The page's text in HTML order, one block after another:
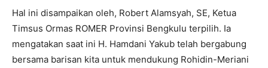
Hal ini disampaikan oleh, Robert Alamsyah, SE, Ketua
Timsus Ormas ROMER Provinsi Bengkulu terpilih. Ia
mengatakan saat ini H. Hamdani Yakub telah bergabung
bersama barisan kita untuk mendukung Rohidin-Meriani